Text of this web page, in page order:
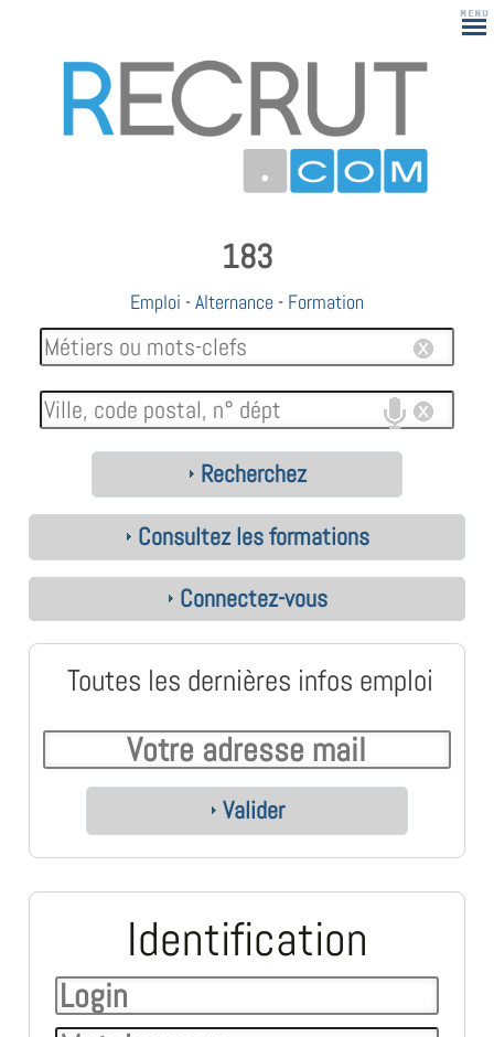
183
Emploi -Alternance - Formation
Recherchez
Consultez les formations
Connectez-vous
Toutes les dernières infos emploi
Valider
Identification